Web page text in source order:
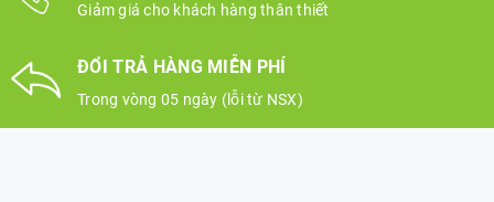
Giảm giá cho khách hàng thân thiết
ĐỔI TRẢ HÀNG MIỄN PHÍ
Trong vòng 05 ngày (lỗi từ NSX)